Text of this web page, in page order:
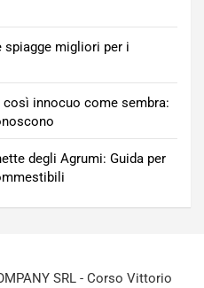
spiagge migliori per i
così innocuo come sembra:
degli Agrumi: Guida per
SRL - Corso Vittorio